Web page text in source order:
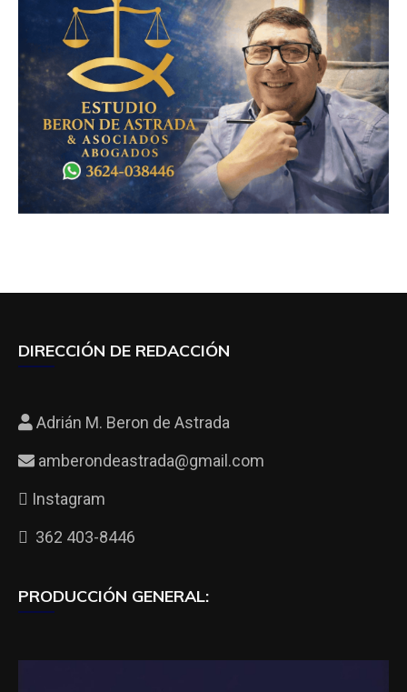
DIRECCIÓN DE REDACCIÓN
Adrián M. Beron de Astrada
amberondeastrada@gmail.com
Instagram
362 403-8446
PRODUCCIÓN GENERAL: